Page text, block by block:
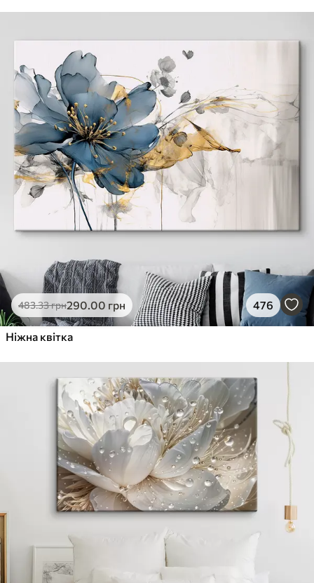
483.33грн290.00 грн 476
Ніжна квітка